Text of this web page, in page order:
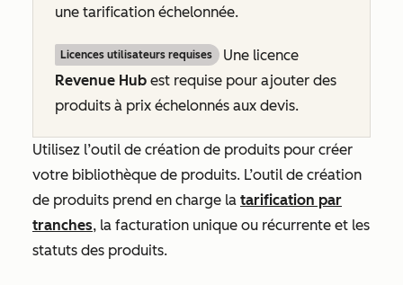
une tarification échelonnée.
Licences utilisateurs requises
Une licence
Revenue Hub est requise pour ajouter des
produits à prix échelonnés aux devis.
Utilisez l’outil de création de produits pour créer
votre bibliothèque de produits. L’outil de création
de produits prend en charge la tarification par
tranches, la facturation unique ou récurrente et les
statuts des produits.